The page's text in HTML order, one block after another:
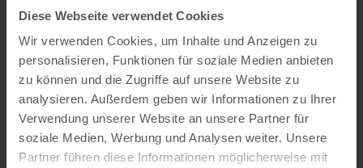
Diese Webseite verwendet Cookies
Wir verwenden Cookies, um Inhalte und Anzeigen zu
personalisieren, Funktionen für soziale Medien anbieten
zu können und die Zugriffe auf unsere Website zu
analysieren. Außerdem geben wir Informationen zu Ihrer
Verwendung unserer Website an unsere Partner für
soziale Medien, Werbung und Analysen weiter. Unsere
Partner führen diese Informationen möglicherweise mit